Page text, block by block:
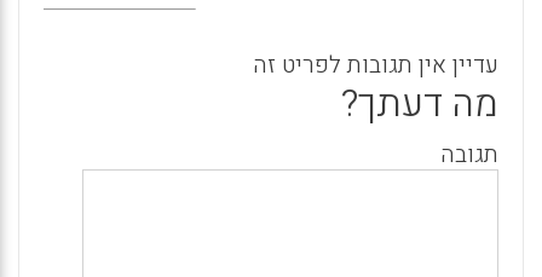
עדיין אין תגובות לפריט זה
מה דעתך?
תגובה